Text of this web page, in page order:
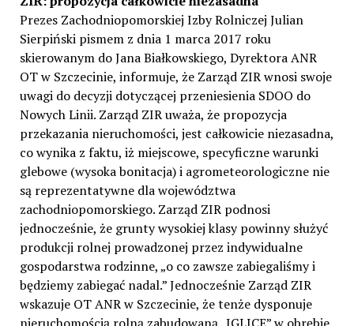
Prezes Zachodniopomorskiej Izby Rolniczej Julian
Sierpiński pismem z dnia 1 marca 2017 roku
skierowanym do Jana Białkowskiego, Dyrektora ANR
OT w Szczecinie, informuje, że Zarząd ZIR wnosi swoje
uwagi do decyzji dotyczącej przeniesienia SDOO do
Nowych Linii. Zarząd ZIR uważa, że propozycja
przekazania nieruchomości, jest całkowicie niezasadna,
co wynika z faktu, iż miejscowe, specyficzne warunki
glebowe (wysoka bonitacja) i agrometeorologiczne nie
są reprezentatywne dla województwa
zachodniopomorskiego. Zarząd ZIR podnosi
jednocześnie, że grunty wysokiej klasy powinny służyć
produkcji rolnej prowadzonej przez indywidualne
gospodarstwa rodzinne, „o co zawsze zabiegaliśmy i
będziemy zabiegać nadal.” Jednocześnie Zarząd ZIR
wskazuje OT ANR w Szczecinie, że tenże dysponuje